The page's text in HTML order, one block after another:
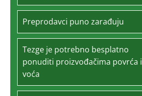
Preprodavci puno zarađuju
Tezge je potrebno besplatno
ponuditi proizvođačima povrća i
voća